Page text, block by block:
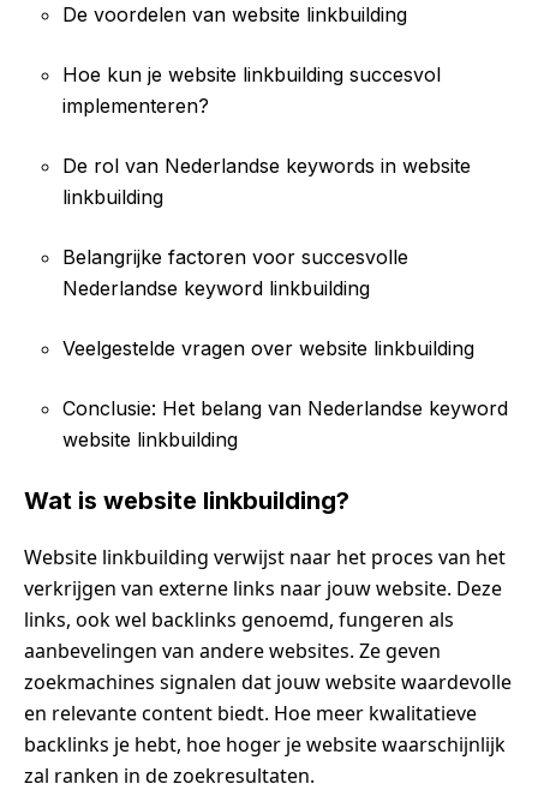
De voordelen van website linkbuilding
Hoe kun je website linkbuilding succesvol
implementeren?
De rol van Nederlandse keywords in website
linkbuilding
Belangrijke factoren voor succesvolle
Nederlandse keyword linkbuilding
Veelgestelde vragen over website linkbuilding
Conclusie: Het belang van Nederlandse keyword
website linkbuilding
Wat is website linkbuilding?
Website linkbuilding verwijst naar het proces van het
verkrijgen van externe links naar jouw website. Deze
links, ook wel backlinks genoemd, fungeren als
aanbevelingen van andere websites. Ze geven
zoekmachines signalen dat jouw website waardevolle
en relevante content biedt. Hoe meer kwalitatieve
backlinks je hebt, hoe hoger je website waarschijnlijk
zal ranken in de zoekresultaten.